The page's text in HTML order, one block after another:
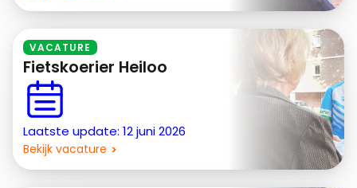
VACATURE
Fietskoerier Heiloo
Laatste update: 12 juni 2026
Bekijk vacature